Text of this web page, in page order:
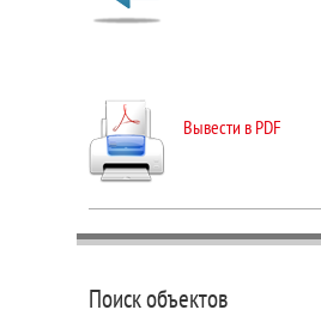
Вывести в PDF
Поиск объектов